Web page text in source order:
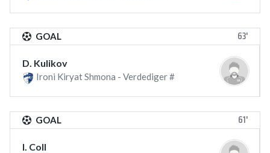
GOAL 63'
D. Kulikov
Ironi Kiryat Shmona - Verdediger #
GOAL 61'
I. Coll